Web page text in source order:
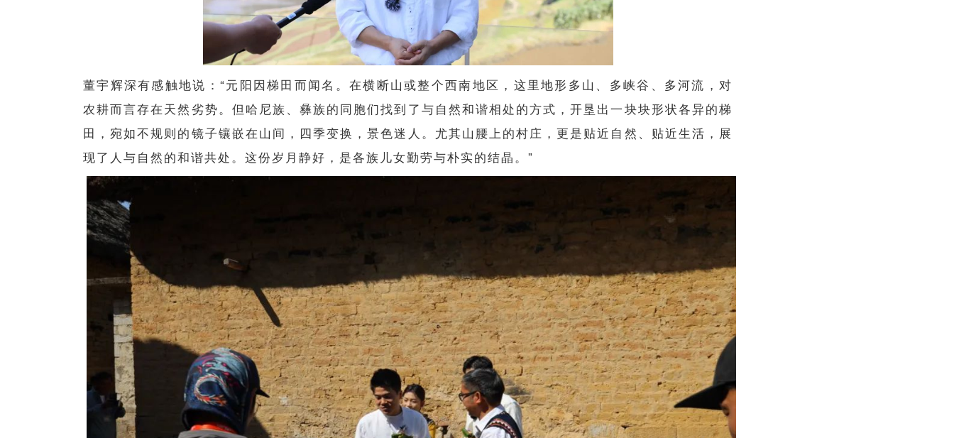
董宇辉深有感触地说：“元阳因梯田而闻名。在横断山或整个西南地区，这里地形多山、多峡谷、多河流，对
农耕而言存在天然劣势。但哈尼族、彝族的同胞们找到了与自然和谐相处的方式，开垦出一块块形状各异的梯
田，宛如不规则的镜子镶嵌在山间，四季变换，景色迷人。尤其山腰上的村庄，更是贴近自然、贴近生活，展
现了人与自然的和谐共处。这份岁月静好，是各族儿女勤劳与朴实的结晶。”